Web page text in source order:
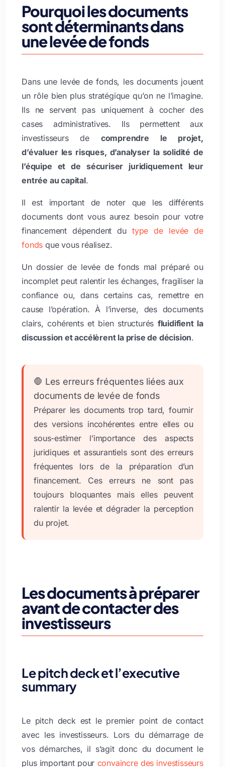
Pourquoi les documents
sont déterminants dans
une levée de fonds
Dans une levée de fonds, les documents jouent
un rôle bien plus stratégique qu’on ne l’imagine.
Ils ne servent pas uniquement à cocher des
cases administratives. Ils permettent aux
investisseurs de comprendre le projet,
d’évaluer les risques, d’analyser la solidité de
l’équipe et de sécuriser juridiquement leur
entrée au capital.
Il est important de noter que les différents
documents dont vous aurez besoin pour votre
financement dépendent dutype de levée de
fonds que vous réalisez.
Un dossier de levée de fonds mal préparé ou
incomplet peut ralentir les échanges, fragiliser la
confiance ou, dans certains cas, remettre en
cause l’opération. À l’inverse, des documents
clairs, cohérents et bien structurés fluidifient la
discussion et accélèrent la prise de décision.
🛑 Les erreurs fréquentes liées aux
documents de levée de fonds
Préparer les documents trop tard, fournir
des versions incohérentes entre elles ou
sous-estimer l’importance des aspects
juridiques et assurantiels sont des erreurs
fréquentes lors de la préparation d’un
financement. Ces erreurs ne sont pas
toujours bloquantes mais elles peuvent
ralentir la levée et dégrader la perception
du projet.
Les documents à préparer
avant de contacter des
investisseurs
Le pitch deck et l’executive
summary
Le pitch deck est le premier point de contact
avec les investisseurs. Lors du démarrage de
vos démarches, il s’agit donc du document le
plus important pour convaincre des investisseurs